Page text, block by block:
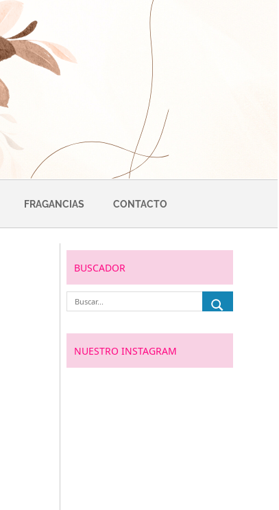
FRAGANCIAS CONTACTO
BUSCADOR
NUESTRO INSTAGRAM